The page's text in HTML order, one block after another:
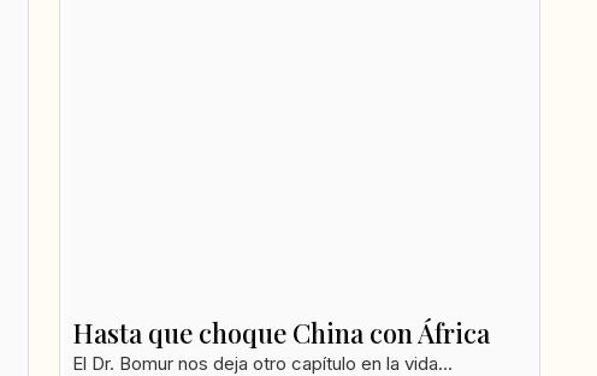
Hasta que choque China con África
El Dr. Bomur nos deja otro capítulo en la vida...